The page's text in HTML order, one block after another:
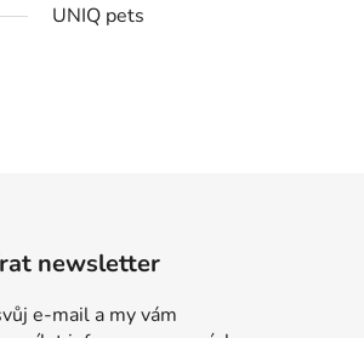
UNIQ pets
newsletter
e-mail a my vám